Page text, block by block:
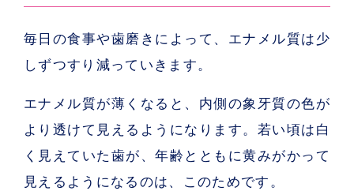
毎日の食事や歯磨きによって、エナメル質は少
しずつすり減っていきます。
エナメル質が薄くなると、内側の象牙質の色が
より透けて見えるようになります。若い頃は白
く見えていた歯が、年齢とともに黄みがかって
見えるようになるのは、このためです。